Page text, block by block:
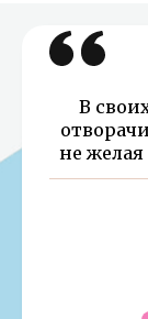
В
не